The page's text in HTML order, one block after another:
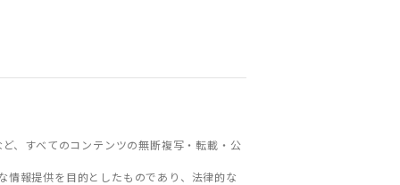
、すべてのコンテンツの無断複写・転載・公
報提供を目的としたものであり、法律的な